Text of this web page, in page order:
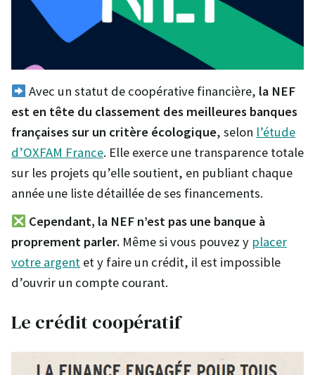
Avec un statut de coopérative financière, la NEF
est en tête du classement des meilleures banques
françaises sur un critère écologique, selon l’étude
d’OXFAM France. Elle exerce une transparence totale
sur les projets qu’elle soutient, en publiant chaque
année une liste détaillée de ses financements.
Cependant, la NEF n’est pas une banque à
proprement parler. Même si vous pouvez y placer
votre argent et y faire un crédit, il est impossible
d’ouvrir un compte courant.
Le crédit coopératif